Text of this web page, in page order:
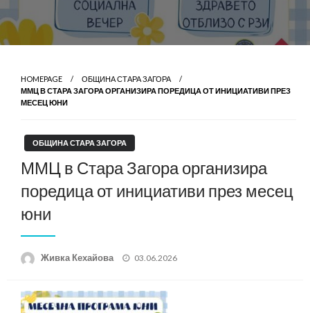
HOMEPAGE
ОБЩИНА СТАРА ЗАГОРА
ММЦ В СТАРА ЗАГОРА ОРГАНИЗИРА ПОРЕДИЦА ОТ ИНИЦИАТИВИ ПРЕЗ
МЕСЕЦ ЮНИ
ОБЩИНА СТАРА ЗАГОРА
ММЦ в Стара Загора организира
поредица от инициативи през месец
юни
Живка Кехайова
Posted
03.06.2026